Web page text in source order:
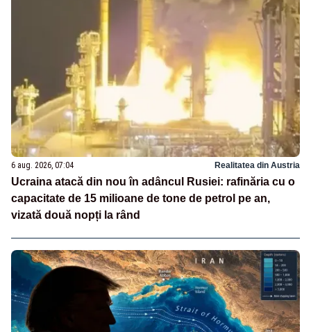
6 aug. 2026, 07:04 Realitatea din Austria
Ucraina atacă din nou în adâncul Rusiei: rafinăria cu o
capacitate de 15 milioane de tone de petrol pe an,
vizată două nopți la rând